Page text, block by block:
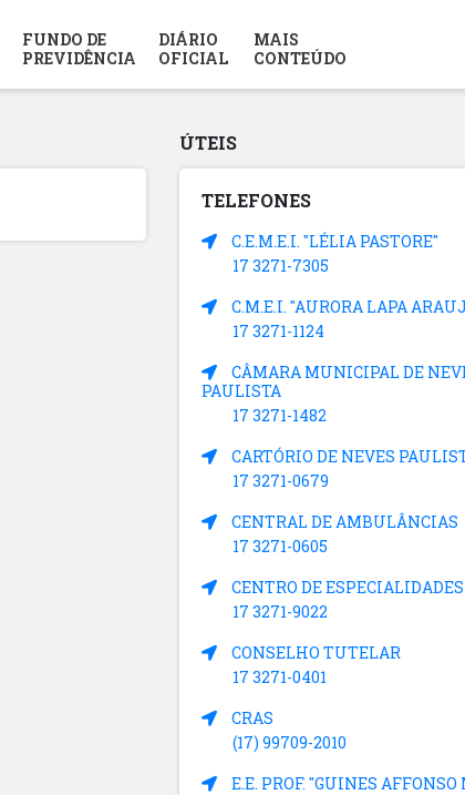
FUNDO DE
PREVIDÊNCIA
DIÁRIO
OFICIAL
MAIS
CONTEÚDO
ÚTEIS
TELEFONES
C.E.M.E.I. "LÉLIA PASTORE"
17 3271-7305
C.M.E.I. "AURORA LAPA
17 3271-1124
CÂMARA MUNICIPAL DE
PAULISTA
17 3271-1482
CARTÓRIO DE NEVES
17 3271-0679
CENTRAL DE AMBULÂNCIAS
17 3271-0605
CENTRO DE ESPECIALIDADES
17 3271-9022
CONSELHO TUTELAR
17 3271-0401
CRAS
(17) 99709-2010
E.E. PROF. "GUINES AFFONSO